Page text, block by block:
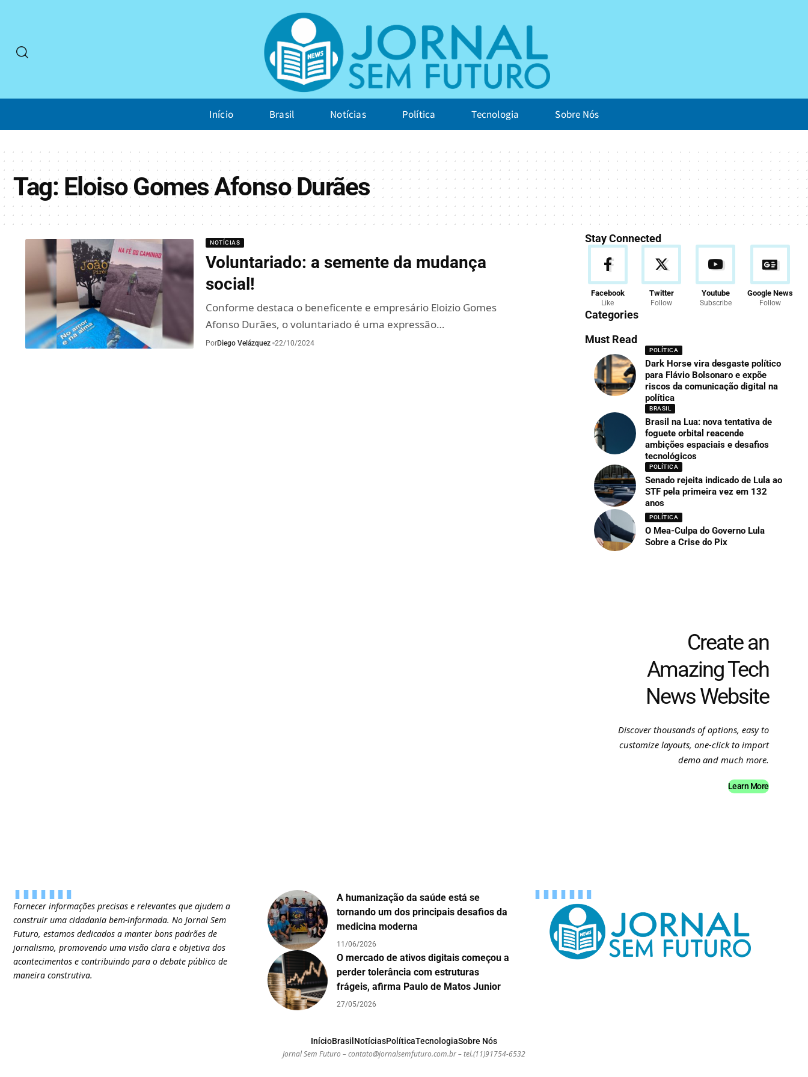
Início Brasil Notícias Política Tecnologia Sobre Nós
Tag: Eloiso Gomes Afonso Durães
NOTÍCIAS
Voluntariado: a semente da mudança
social!
Conforme destaca o beneficente e empresário Eloizio Gomes
Afonso Durães, o voluntariado é uma expressão…
PorDiego Velázquez 22/10/2024
Stay Connected
Facebook
Like
Twitter
Follow
Youtube
Subscribe
Google News
Follow
Categories
Must Read
POLÍTICA
Dark Horse vira desgaste político
para Flávio Bolsonaro e expõe
riscos da comunicação digital na
política
BRASIL
Brasil na Lua: nova tentativa de
foguete orbital reacende
ambições espaciais e desafios
tecnológicos
POLÍTICA
Senado rejeita indicado de Lula ao
STF pela primeira vez em 132
anos
POLÍTICA
O Mea-Culpa do Governo Lula
Sobre a Crise do Pix
Create an
Amazing Tech
News Website
Discover thousands of options, easy to
customize layouts, one-click to import
demo and much more.
Learn More
Fornecer informações precisas e relevantes que ajudem a
construir uma cidadania bem-informada. No Jornal Sem
Futuro, estamos dedicados a manter bons padrões de
jornalismo, promovendo uma visão clara e objetiva dos
acontecimentos e contribuindo para o debate público de
maneira construtiva.
A humanização da saúde está se
tornando um dos principais desafios da
medicina moderna
11/06/2026
O mercado de ativos digitais começou a
perder tolerância com estruturas
frágeis, afirma Paulo de Matos Junior
27/05/2026
InícioBrasil NotíciasPolíticaTecnologiaSobre Nós
Jornal Sem Futuro –contato@jornalsemfuturo.com.br– tel.(11)91754-6532